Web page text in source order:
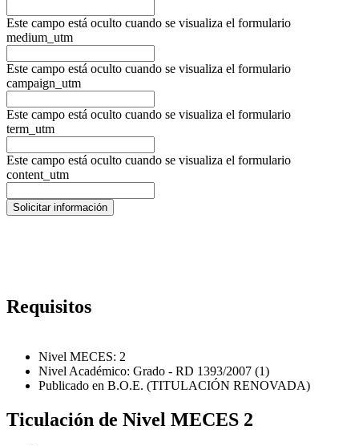
Este campo está oculto cuando se visualiza el formulario
medium_utm
Este campo está oculto cuando se visualiza el formulario
campaign_utm
Este campo está oculto cuando se visualiza el formulario
term_utm
Este campo está oculto cuando se visualiza el formulario
content_utm
Requisitos
Nivel MECES: 2
Nivel Académico: Grado - RD 1393/2007 (1)
Publicado en B.O.E. (TITULACIÓN RENOVADA)
Ticulación de Nivel MECES 2